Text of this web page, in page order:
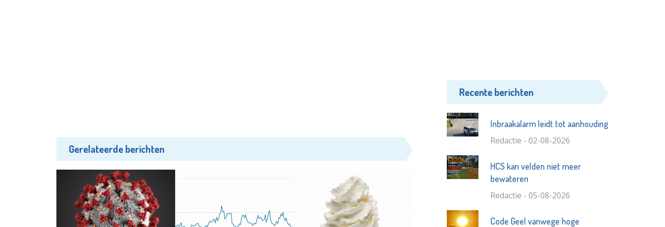
Gerelateerde berichten
Recente berichten
Inbraakalarm leidt tot aanhouding
Redactie - 02-08-2026
HCS kan velden niet meer
bewateren
Redactie - 05-08-2026
Code Geel vanwege hoge